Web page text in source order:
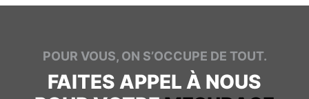
POUR VOUS, ON S’OCCUPE DE TOUT.
FAITES APPEL À NOUS